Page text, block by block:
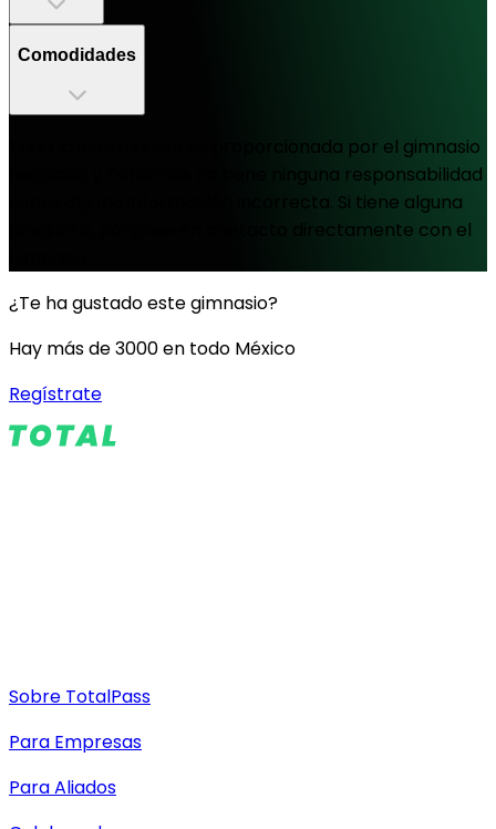
Comodidades
Toda la información es proporcionada por el gimnasio
asociado y TotalPass no tiene ninguna responsabilidad
sobre alguna información incorrecta. Si tiene alguna
pregunta, póngase en contacto directamente con el
¿Te ha gustado este gimnasio?
Hay más de 3000 en todo México
Regístrate
Sobre TotalPass
Para Empresas
Para Aliados